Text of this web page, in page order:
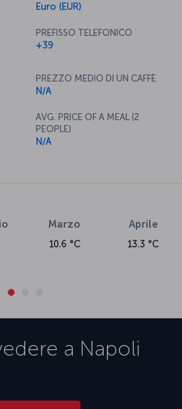
Euro (EUR)
PREFISSO TELEFONICO
+39
PREZZO MEDIO DI UN CAFFÈ
N/A
AVG. PRICE OF A MEAL (2
PEOPLE)
N/A
Marzo
10.6 °C
Aprile
13.3 °C
a Napoli